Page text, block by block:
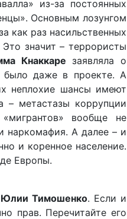
из-за постоянных
Основным лозунгом
как раз насильственных
значит – террористы
Кнаккаре заявляла о
было даже в проекте. А
неплохие шансы имеют
– метастазы коррупции
вообще не
наркомафия. А далее – и
и коренное население.
Европы.
Юлии Тимошенко. Если и
прав. Перечитайте его